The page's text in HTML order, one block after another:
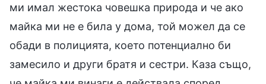
ми имал жестока човешка природа и че ако
майка ми не е била у дома, той можел да се
обади в полицията, което потенциално би
замесило и други братя и сестри. Каза също,